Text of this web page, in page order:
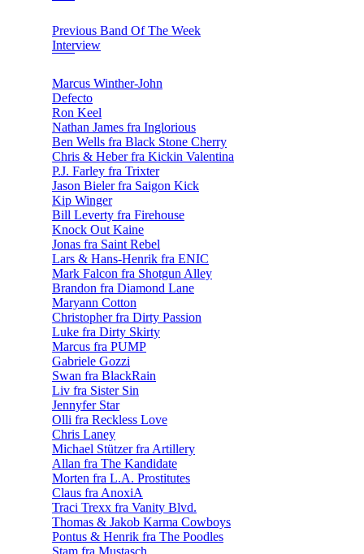
Previous Band Of The Week
Interview
Marcus Winther-John
Defecto
Ron Keel
Nathan James fra Inglorious
Ben Wells fra Black Stone Cherry
Chris & Heber fra Kickin Valentina
P.J. Farley fra Trixter
Jason Bieler fra Saigon Kick
Kip Winger
Bill Leverty fra Firehouse
Knock Out Kaine
Jonas fra Saint Rebel
Lars & Hans-Henrik fra ENIC
Mark Falcon fra Shotgun Alley
Brandon fra Diamond Lane
Maryann Cotton
Christopher fra Dirty Passion
Luke fra Dirty Skirty
Marcus fra PUMP
Gabriele Gozzi
Swan fra BlackRain
Liv fra Sister Sin
Jennyfer Star
Olli fra Reckless Love
Chris Laney
Michael Stützer fra Artillery
Allan fra The Kandidate
Morten fra L.A. Prostitutes
Claus fra AnoxiA
Traci Trexx fra Vanity Blvd.
Thomas & Jakob Karma Cowboys
Pontus & Henrik fra The Poodles
Stam fra Mustasch